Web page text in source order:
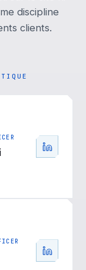
discipline
clients.